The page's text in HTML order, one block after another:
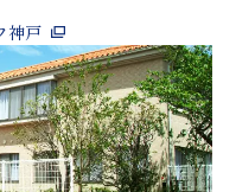
神戸